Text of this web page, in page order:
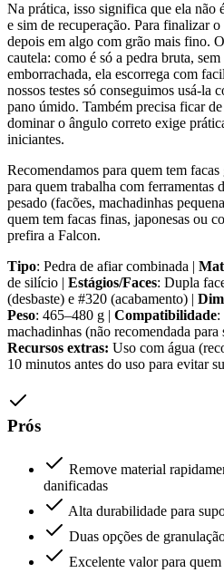
Na prática, isso significa que ela não
e sim de recuperação. Para finalizar
depois em algo com grão mais fino.
cautela: como é só a pedra bruta,
emborrachada, ela escorrega com
nossos testes só conseguimos usá-la
pano úmido. Também precisa ficar
dominar o ângulo correto exige
iniciantes.
Recomendamos para quem tem
para quem trabalha com ferramentas
pesado (facões, machadinhas
quem tem facas finas, japonesas ou
prefira a Falcon.
Tipo: Pedra de afiar combinada |
de silício | Estágios/Faces: Dupla
(desbaste) e #320 (acabamento) |
Peso: 465–480 g | Compatibilidade:
machadinhas (não recomendada para
Recursos extras: Uso com água
10 minutos antes do uso para evitar
Prós
Remove material
danificadas
Alta durabilidade para
Duas opções de
Excelente valor para